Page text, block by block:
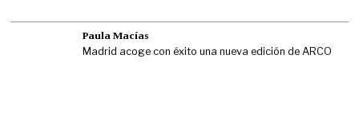
Paula Macías
Madrid acoge con éxito una nueva edición de ARCO